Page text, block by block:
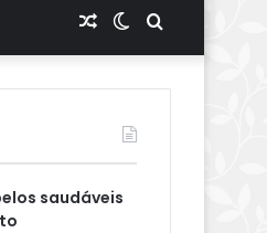
Procurar
por
Switch
skin
Artigo
aleatório
saudáveis